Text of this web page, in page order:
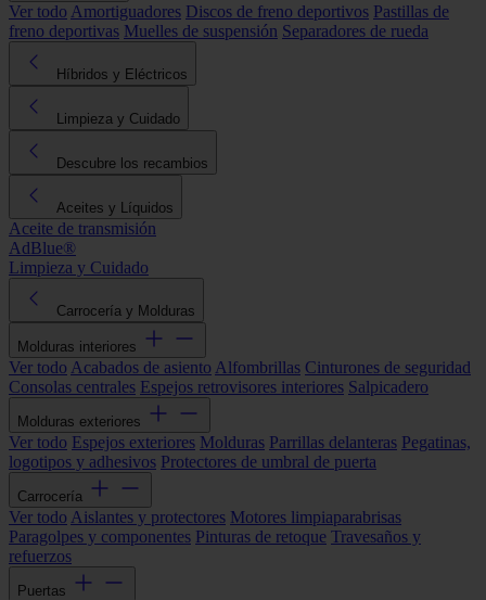
Ver todo Amortiguadores Discos de freno deportivos Pastillas de
freno deportivas Muelles de suspensión Separadores de rueda
Híbridos y Eléctricos
Limpieza y Cuidado
Descubre los recambios
Aceites y Líquidos
Aceite de transmisión
AdBlue®
Limpieza y Cuidado
Carrocería y Molduras
Molduras interiores
Ver todo Acabados de asiento Alfombrillas Cinturones de seguridad
Consolas centrales Espejos retrovisores interiores Salpicadero
Molduras exteriores
Ver todo Espejos exteriores Molduras Parrillas delanteras Pegatinas,
logotipos y adhesivos Protectores de umbral de puerta
Carrocería
Ver todo Aislantes y protectores Motores limpiaparabrisas
Paragolpes y componentes Pinturas de retoque Travesaños y
refuerzos
Puertas